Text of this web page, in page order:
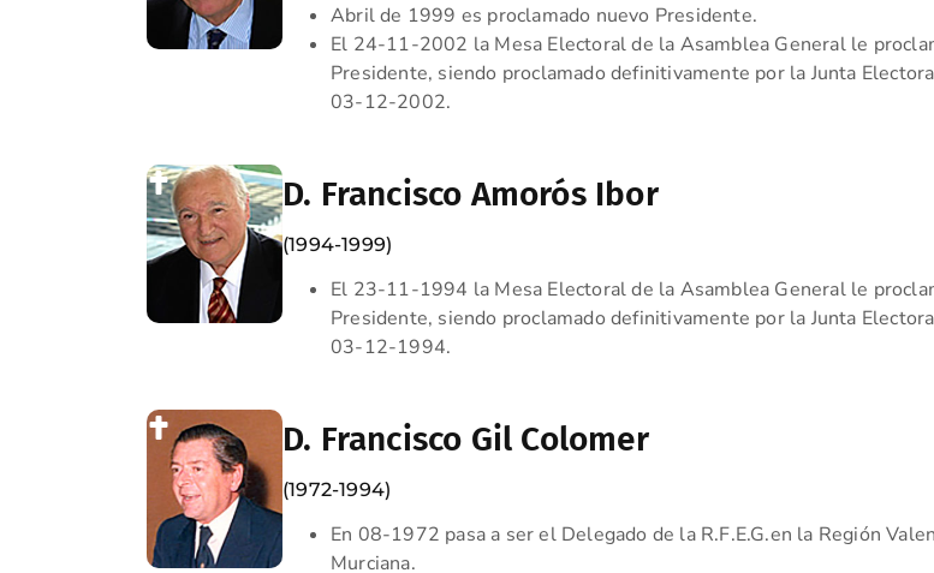
Abril de 1999 es proclamado nuevo Presidente.
El 24-11-2002 la Mesa Electoral de la Asamblea General le
Presidente, siendo proclamado definitivamente por la Junta
03-12-2002.
D. Francisco Amorós Ibor
(1994-1999)
El 23-11-1994 la Mesa Electoral de la Asamblea General le
Presidente, siendo proclamado definitivamente por la Junta
03-12-1994.
D. Francisco Gil Colomer
(1972-1994)
En 08-1972 pasa a ser el Delegado de la R.F.E.G.en la Región
Murciana.